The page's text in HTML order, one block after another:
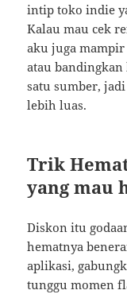
intip toko indie
Kalau mau cek
aku juga
atau bandingkan
satu sumber,
lebih luas.
Trik
yang mau
Diskon itu
hematnya
aplikasi,
tunggu momen